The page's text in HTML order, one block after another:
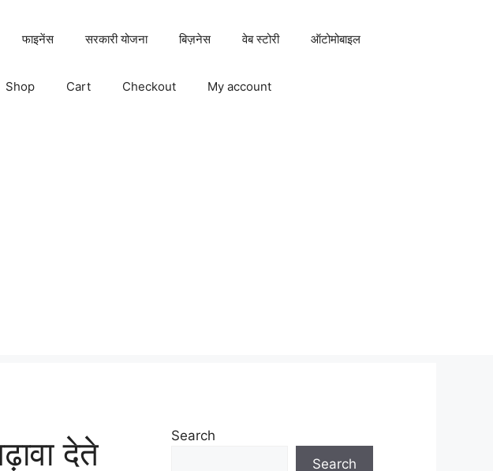
फाइनेंस सरकारी योजना बिज़नेस वेब स्टोरी ऑटोमोबाइल
Shop Cart Checkout My account
देते
Search
Search